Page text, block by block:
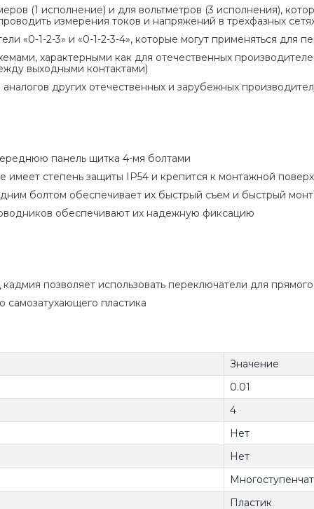
(1 исполнение) и для вольтметров (3 исполнения),
измерения токов и напряжений в трехфазных
«0-1-2-3» и «0-1-2-3-4», которые могут применяться для
характерными как для отечественных
выходными контактами)
других отечественных и зарубежных
панель щитка 4-мя болтами
степень защиты IP54 и крепится к монтажной
болтом обеспечивает их быстрый съем и быстрый
обеспечивают их надежную фиксацию
позволяет использовать переключатели для
пластика
Значение
0.01
4
Нет
Нет
Пластик